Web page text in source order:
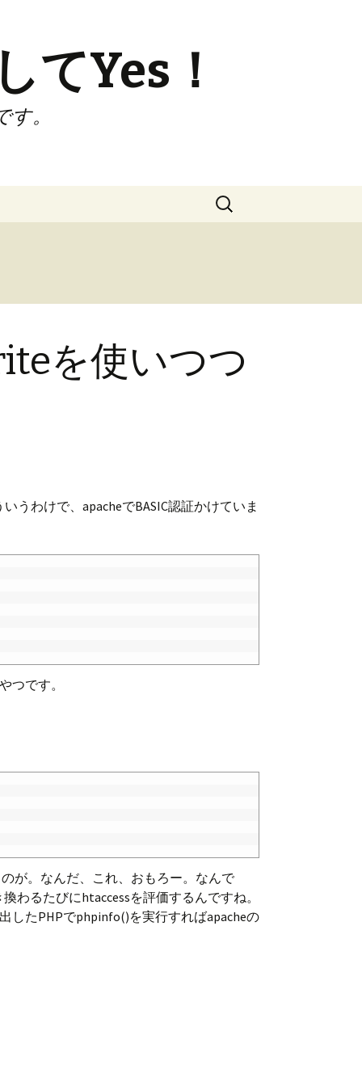
てYes！
。
検
索:
を使いつつ
うわけで、apacheでBASIC認証かけていま
つです。
のが。なんだ、これ、おもろー。なんで
換わるたびにhtaccessを評価するんですね。
したPHPでphpinfo()を実行すればapacheの